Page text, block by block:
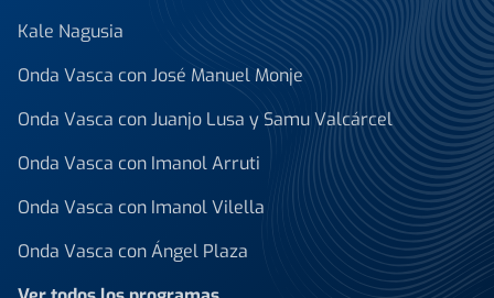
Kale Nagusia
Onda Vasca con José Manuel Monje
Onda Vasca con Juanjo Lusa y Samu Valcárcel
Onda Vasca con Imanol Arruti
Onda Vasca con Imanol Vilella
Onda Vasca con Ángel Plaza